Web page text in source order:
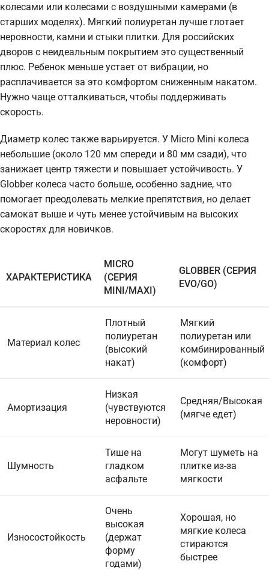
колесами или колесами с воздушными камерами (в
старших моделях). Мягкий полиуретан лучше глотает
неровности, камни и стыки плитки. Для российских
дворов с неидеальным покрытием это существенный
плюс. Ребенок меньше устает от вибрации, но
расплачивается за это комфортом сниженным накатом.
Нужно чаще отталкиваться, чтобы поддерживать
скорость.
Диаметр колес также варьируется. У Micro Mini колеса
небольшие (около 120 мм спереди и 80 мм сзади), что
занижает центр тяжести и повышает устойчивость. У
Globber колеса часто больше, особенно задние, что
помогает преодолевать мелкие препятствия, но делает
самокат выше и чуть менее устойчивым на высоких
скоростях для новичков.
ХАРАКТЕРИСТИКА
MICRO
(СЕРИЯ
MINI/MAXI)
GLOBBER (СЕРИЯ
EVO/GO)
Материал колес
Плотный
полиуретан
(высокий
накат)
Мягкий
полиуретан или
комбинированный
(комфорт)
Амортизация
Низкая
(чувствуются
неровности)
Средняя/Высокая
(мягче едет)
Шумность
Тише на
гладком
асфальте
Могут шуметь на
плитке из-за
мягкости
Износостойкость
Очень
высокая
(держат
форму
годами)
Хорошая, но
мягкие колеса
стираются
быстрее